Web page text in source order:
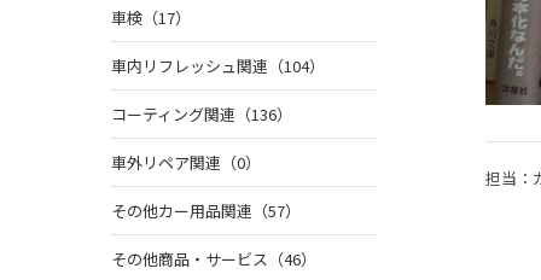
担当：
車検（17）
車内リフレッシュ関連（104）
コーティング関連（136）
車外リペア関連（0）
その他カー用品関連（57）
その他商品・サービス（46）